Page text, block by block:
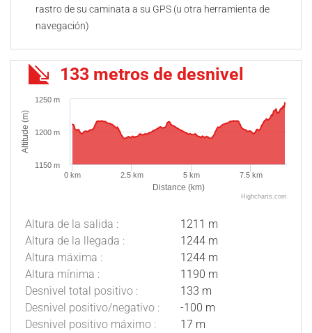
rastro de su caminata a su GPS (u otra herramienta de
navegación)
133 metros de desnivel
Distance (km)
Altitude (m)
0 km 2.5 km 5 km 7.5 km
1200 m
1250 m
1150 m
Highcharts.com
Altura de la salida :
1211 m
Altura de la llegada :
1244 m
Altura máxima :
1244 m
Altura mínima :
1190 m
Desnivel total positivo :
133 m
Desnivel positivo/negativo :
-100 m
Desnivel positivo máximo :
17 m